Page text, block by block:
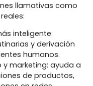
los LLM tanto un
específica para
los LLM en